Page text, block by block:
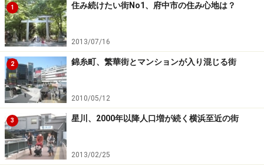
1 住み続けたい街No1、府中市の住み心地は？
2013/07/16
2 錦糸町、繁華街とマンションが入り混じる街
2010/05/12
3 星川、2000年以降人口増が続く横浜至近の街
2013/02/25